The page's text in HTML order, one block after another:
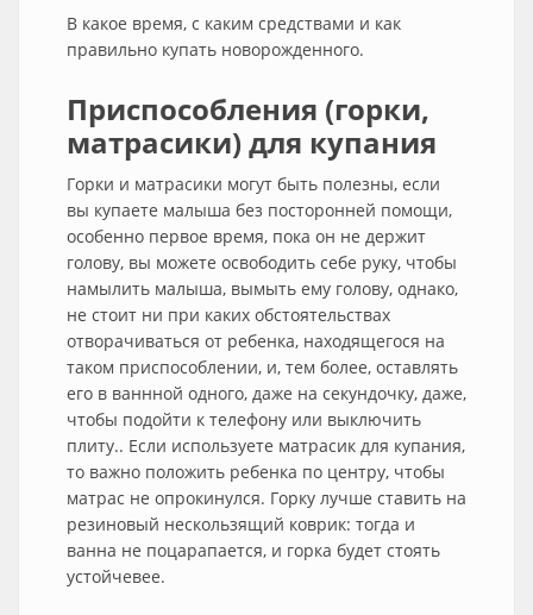
В какое время, с каким средствами и как
правильно купать новорожденного.
Приспособления (горки,
матрасики) для купания
Горки и матрасики могут быть полезны, если
вы купаете малыша без посторонней помощи,
особенно первое время, пока он не держит
голову, вы можете освободить себе руку, чтобы
намылить малыша, вымыть ему голову, однако,
не стоит ни при каких обстоятельствах
отворачиваться от ребенка, находящегося на
таком приспособлении, и, тем более, оставлять
его в ваннной одного, даже на секундочку, даже,
чтобы подойти к телефону или выключить
плиту.. Если используете матрасик для купания,
то важно положить ребенка по центру, чтобы
матрас не опрокинулся. Горку лучше ставить на
резиновый нескользящий коврик: тогда и
ванна не поцарапается, и горка будет стоять
устойчевее.